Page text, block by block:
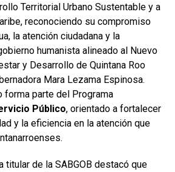
Territorial Urbano Sustentable y a
reconociendo su compromiso
la atención ciudadana y la
humanista alineado al Nuevo
y Desarrollo de Quintana Roo
Mara Lezama Espinosa.
forma parte del Programa
Público, orientado a fortalecer
y la eficiencia en la atención que
titular de la SABGOB destacó que